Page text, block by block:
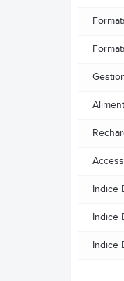
Indice
Indice
Indice